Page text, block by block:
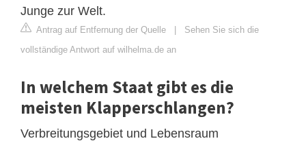
Junge zur Welt.
Antrag auf Entfernung der Quelle | Sehen Sie sich die
vollständige Antwort auf wilhelma.de an
In welchem ​​Staat gibt es die
meisten Klapperschlangen?
Verbreitungsgebiet und Lebensraum